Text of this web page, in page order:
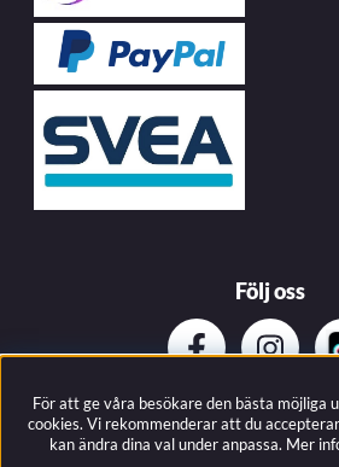
Följ oss
Prenumerera på vårat
För att ge våra besökare den bästa möjliga
cookies. Vi rekommenderar att du
kan ändra dina val under anpassa. Mer